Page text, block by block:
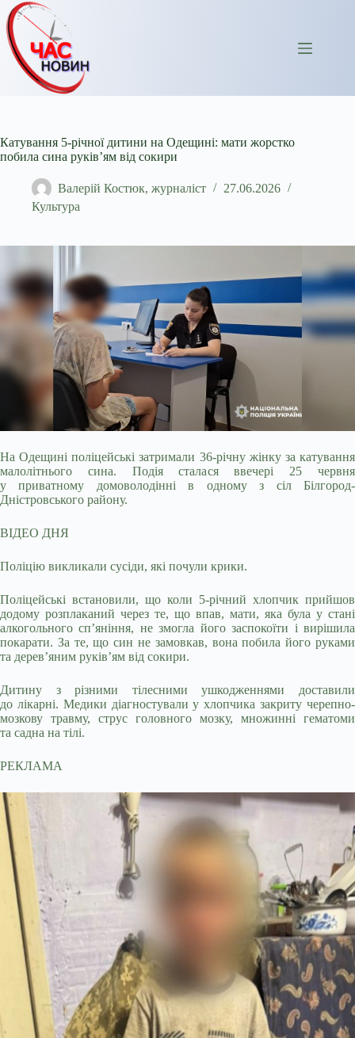
Перейти
до
вмісту
Катування 5-річної дитини на Одещині: мати жорстко
побила сина руків’ям від сокири
Валерій Костюк, журналіст
27.06.2026
Культура
На Одещині поліцейські затримали 36-річну жінку за катування
малолітнього сина. Подія сталася ввечері 25 червня
у приватному домоволодінні в одному з сіл Білгород-
Дністровського району.
ВІДЕО ДНЯ
Поліцію викликали сусіди, які почули крики.
Поліцейські встановили, що коли 5-річний хлопчик прийшов
додому розплаканий через те, що впав, мати, яка була у стані
алкогольного сп’яніння, не змогла його заспокоїти і вирішила
покарати. За те, що син не замовкав, вона побила його руками
та дерев’яним руків’ям від сокири.
Дитину з різними тілесними ушкодженнями доставили
до лікарні. Медики діагностували у хлопчика закриту черепно-
мозкову травму, струс головного мозку, множинні гематоми
та садна на тілі.
РЕКЛАМА